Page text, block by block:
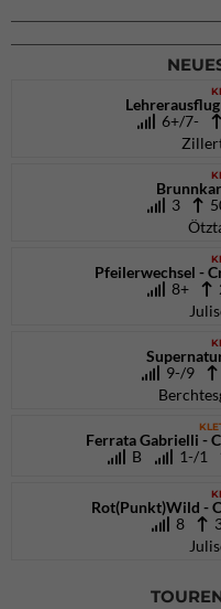
6+/7-
3
Pfeilerwechsel -
8+
9-/9
Ferrata Gabrielli -
B
1-/1
Rot(Punkt)Wild -
8